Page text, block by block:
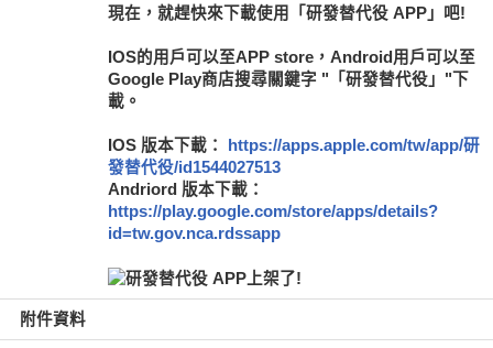
現在，就趕快來下載使用「研發替代役 APP」吧!
IOS的用戶可以至APP store，Android用戶可以至
Google Play商店搜尋關鍵字 "「研發替代役」"下
載。
IOS 版本下載：
https://apps.apple.com/tw/app/研
發替代役/id1544027513
Andriord 版本下載：
https://play.google.com/store/apps/details?
id=tw.gov.nca.rdssapp
附件資料